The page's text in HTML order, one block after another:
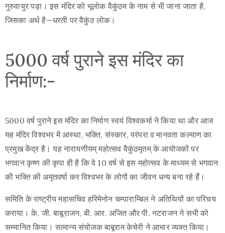
गुरुवायुर पड़ा। इस मंदिर को भूलोक वैकुंठम के नाम से भी जाना जाता है,
जिसका अर्थ है—धरती पर वैकुंठ लोक।
5000 वर्ष पुराने इस मंदिर का
निर्माण:-
5000 वर्ष पुराने इस मंदिर का निर्माण स्वयं विश्वकर्मा ने किया था और आज
यह मंदिर विश्वभर में आस्था, भक्ति, संस्कार, परंपरा व मानवता कल्याण का
प्रमुख केंद्र है। यह नारायणीयम् महोत्सव वैकुंठमृतम् के आयोजकों पर
भगवान कृष्ण की कृपा ही है कि वे 10 वर्ष से इस महोत्सव के माध्यम से भगवान
की भक्ति की अमृतवर्षा कर विश्वभर के लोगों का जीवन धन्य बना रहे हैं।
समिति के राष्ट्रीय महासचिव हरिमेनोन चम्पाराम्बिल ने अतिथियों का परिचय
कराया। के. जी. बाबूराजन, बी. आर. अजित और पी. नटराजन ने सभी को
सम्मानित किया। सामान्य संयोजक बाबूराम केचेरी ने आभार व्यक्त किया।